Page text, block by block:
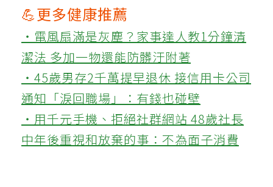
💪更多健康推薦
‧電風扇滿是灰塵？家事達人教1分鐘清
潔法 多加一物還能防髒汙附著
‧45歲男存2千萬提早退休 接信用卡公司
通知「淚回職場」：有錢也碰壁
‧用千元手機、拒絕社群網站 48歲社長
中年後重視和放棄的事：不為面子消費